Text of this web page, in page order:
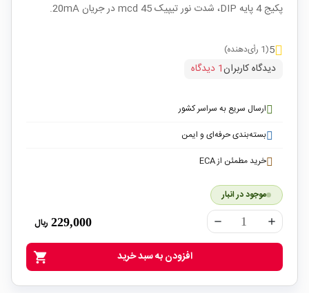
پکیج 4 پایه DIP، شدت نور تیپیک 45 mcd در جریان 20mA.
5(1 رأی‌دهنده)
دیدگاه کاربران1 دیدگاه
ارسال سریع به سراسر کشور
بسته‌بندی حرفه‌ای و ایمن
خرید مطمئن از ECA
موجود در انبار
remove add
229,000 ریال
shopping_cart افزودن به سبد خرید